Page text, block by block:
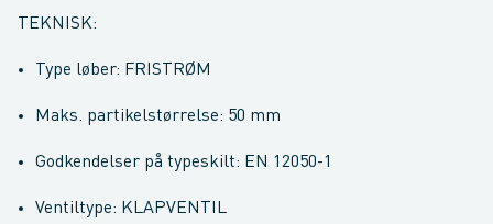
TEKNISK:
Type løber: FRISTRØM
Maks. partikelstørrelse: 50 mm
Godkendelser på typeskilt: EN 12050-1
Ventiltype: KLAPVENTIL